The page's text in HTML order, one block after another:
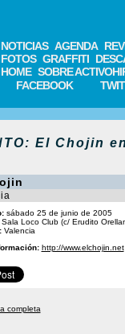
NOTICIAS AGENDA
FOTOS GRAFFITI
HOME SOBRE
FACEBOOK
El Chojin
sábado 25 de junio de 2005
Loco Club (c/ Erudito
Valencia
http://www.elchojin.net
completa